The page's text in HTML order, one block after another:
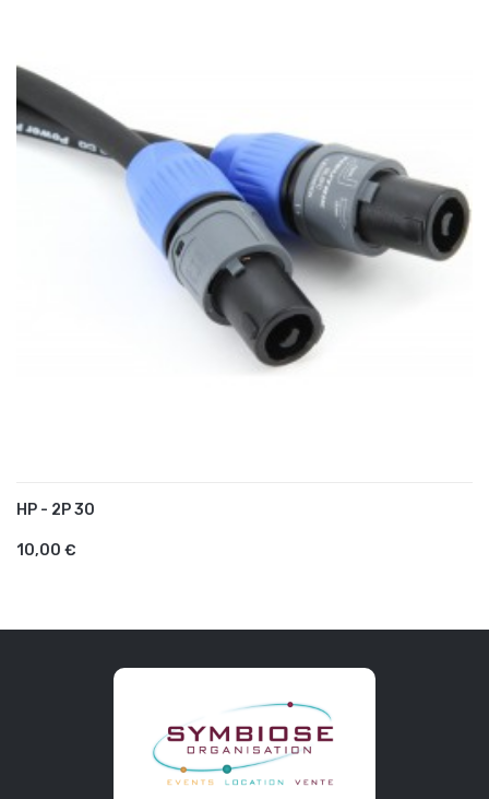
HP - 2P 30
10,00 €